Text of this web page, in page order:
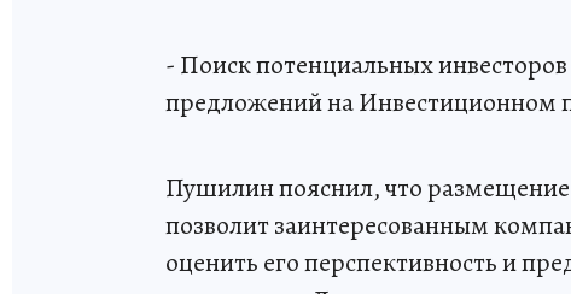
- Поиск потенциальных
предложений на Инвестиционном
Пушилин пояснил, что
позволит заинтересованным
оценить его перспективность и